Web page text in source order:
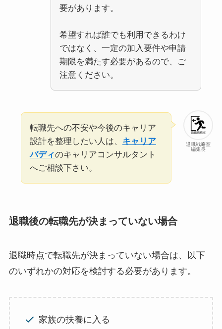
要があります。
希望すれば誰でも利用できるわけ
ではなく、一定の加入要件や申請
期限を満たす必要があるので、ご
注意ください。
退職戦略室
編集長
転職先への不安や今後のキャリア
設計を整理したい人は、 キャリア
バディのキャリアコンサルタント
へご相談下さい。
退職後の転職先が決まっていない場合
退職時点で転職先が決まっていない場合は、以下
のいずれかの対応を検討する必要があります。
家族の扶養に入る